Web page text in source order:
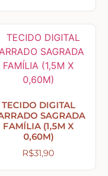
TECIDO DIGITAL
SAGRADA
FAMÍLIA (1,5M X
0,60M)
R$31,90